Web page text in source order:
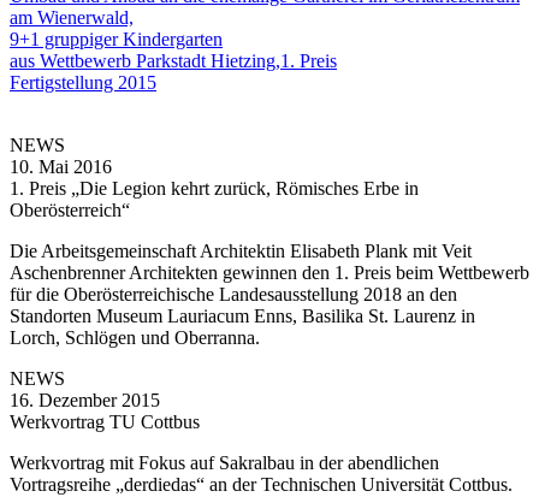
am Wienerwald,
9+1 gruppiger Kindergarten
aus Wettbewerb Parkstadt Hietzing,1. Preis
Fertigstellung 2015
NEWS
10. Mai 2016
1. Preis „Die Legion kehrt zurück, Römisches Erbe in
Oberösterreich“
Die Arbeitsgemeinschaft Architektin Elisabeth Plank mit Veit
Aschenbrenner Architekten gewinnen den 1. Preis beim Wettbewerb
für die Oberösterreichische Landesausstellung 2018 an den
Standorten Museum Lauriacum Enns, Basilika St. Laurenz in
Lorch, Schlögen und Oberranna.
NEWS
16. Dezember 2015
Werkvortrag TU Cottbus
Werkvortrag mit Fokus auf Sakralbau in der abendlichen
Vortragsreihe „derdiedas“ an der Technischen Universität Cottbus.